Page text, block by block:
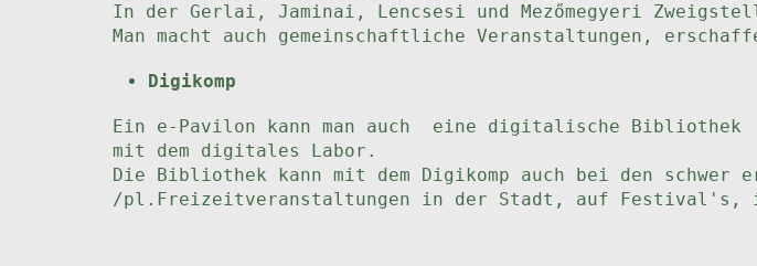
In der Gerlai, Jaminai, Lencsesi und Mezőmegyeri
Man macht auch gemeinschaftliche Veranstaltungen,
Digikomp
Ein e-Pavilon kann man auch eine digitalische
mit dem digitales Labor.
Die Bibliothek kann mit dem Digikomp auch bei den schwer
/pl.Freizeitveranstaltungen in der Stadt, auf Festival's,